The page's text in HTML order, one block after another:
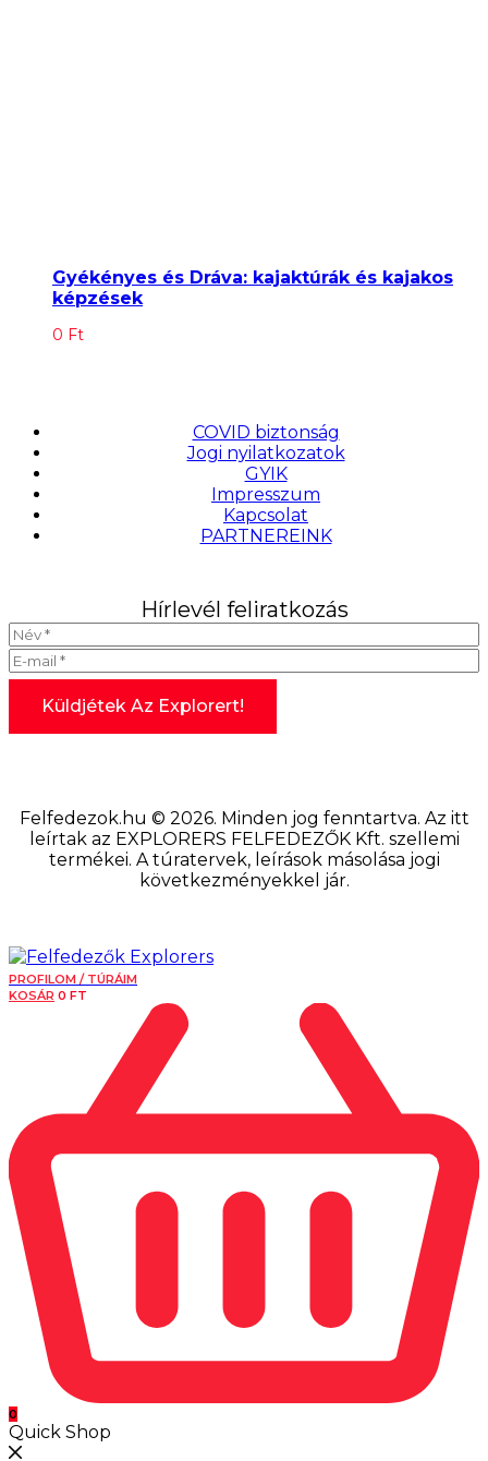
Gyékényes és Dráva: kajaktúrák és kajakos
képzések
0 Ft
COVID biztonság
Jogi nyilatkozatok
GYIK
Impresszum
Kapcsolat
PARTNEREINK
Hírlevél feliratkozás
Felfedezok.hu © 2026. Minden jog fenntartva. Az itt
leírtak az EXPLORERS FELFEDEZŐK Kft. szellemi
termékei. A túratervek, leírások másolása jogi
következményekkel jár.
PROFILOM / TÚRÁIM
KOSÁR 0 FT
0
Quick Shop